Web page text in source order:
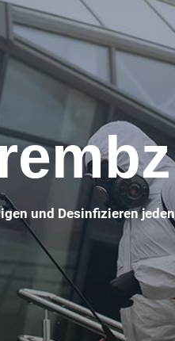
und Desinfizieren jeden